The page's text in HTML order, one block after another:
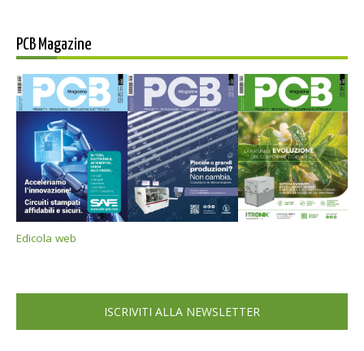
PCB Magazine
Edicola web
ISCRIVITI ALLA NEWSLETTER